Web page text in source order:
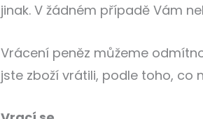
jinak. V žádném případě Vám
Vrácení peněz můžeme
jste zboží vrátili, podle toho, co